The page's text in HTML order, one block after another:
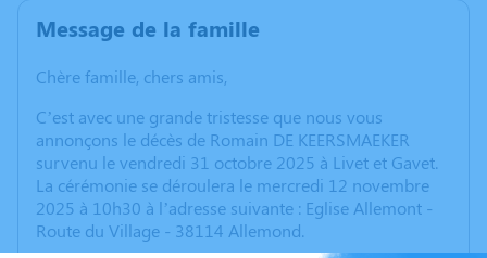
Message de la famille
Chère famille, chers amis,
C’est avec une grande tristesse que nous vous
annonçons le décès de Romain DE KEERSMAEKER
survenu le vendredi 31 octobre 2025 à Livet et Gavet.
La cérémonie se déroulera le mercredi 12 novembre
2025 à 10h30 à l’adresse suivante : Eglise Allemont -
Route du Village - 38114 Allemond.